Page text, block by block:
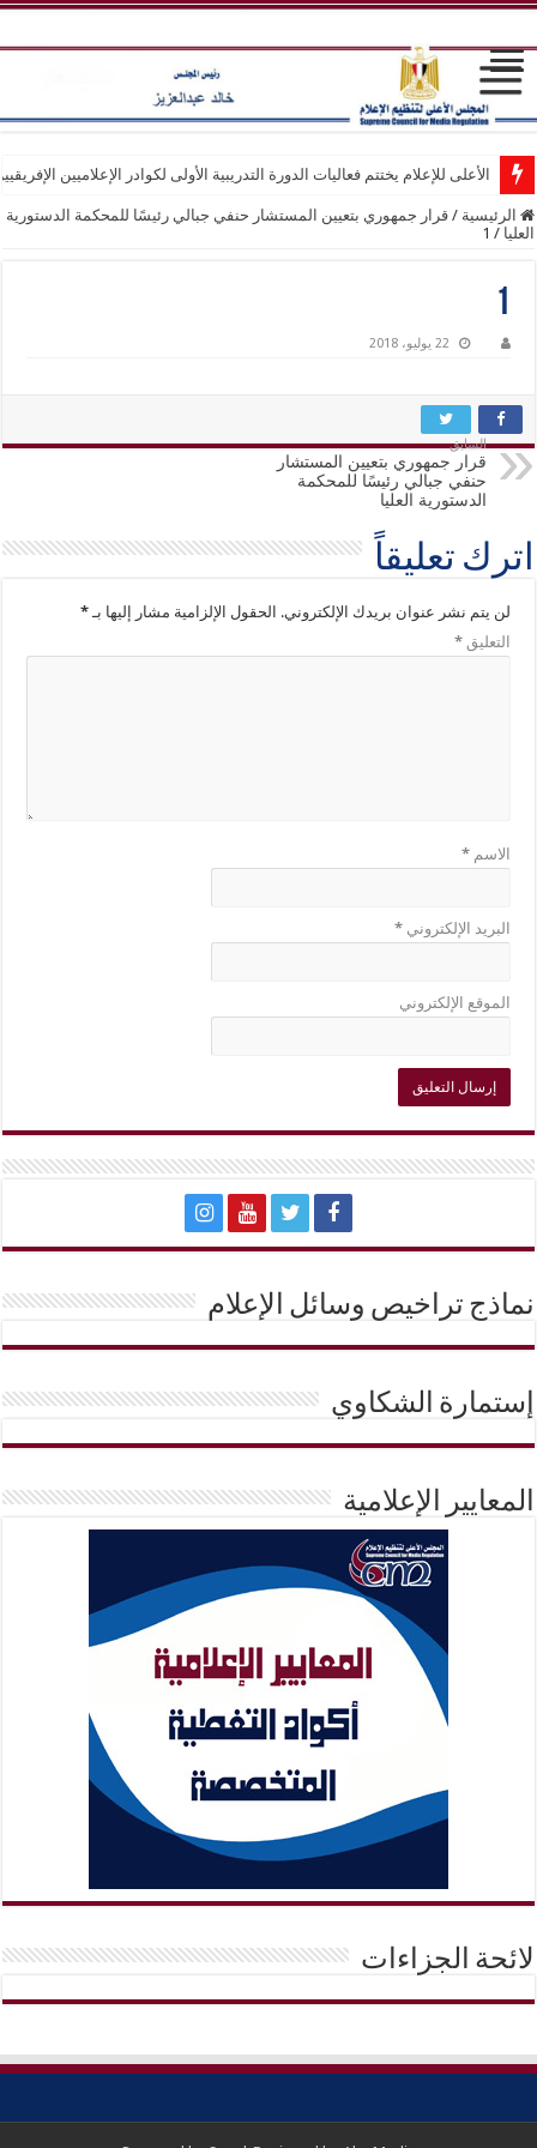
الأعلى للإعلام يختتم فعاليات الدورة التدريبية الأولى لكوادر الإعلاميين
الرئيسية / قرار جمهوري بتعيين المستشار حنفي جبالي رئيسًا للمحكمة الدستورية
العليا /
1
1
22 يوليو، 2018
السابق
قرار جمهوري بتعيين المستشار
حنفي جبالي رئيسًا للمحكمة
الدستورية العليا
اترك تعليقاً
لن يتم نشر عنوان بريدك الإلكتروني. الحقول الإلزامية مشار إليها بـ*
التعليق*
الاسم*
البريد الإلكتروني*
الموقع الإلكتروني
نماذج تراخيص وسائل الإعلام
إستمارة الشكاوي
المعايير الإعلامية
لائحة الجزاءات